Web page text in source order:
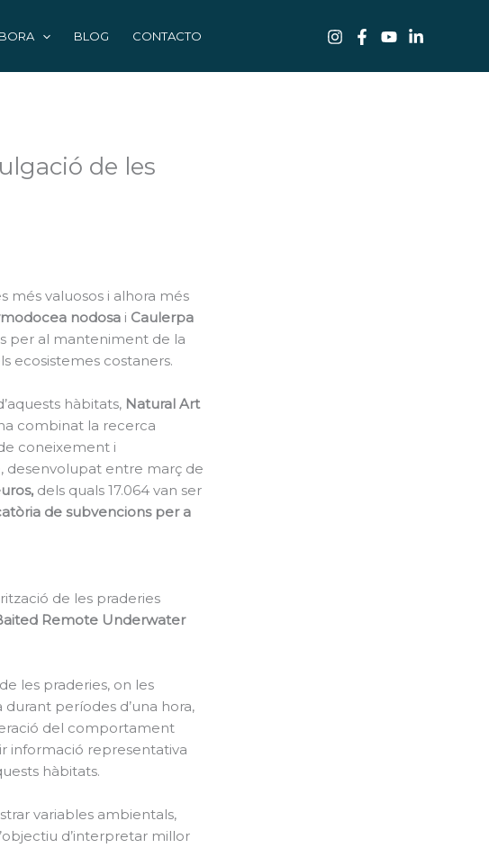
BLOG CONTACTO
de les
més valuosos i alhora més
nodosa i Caulerpa
per al manteniment de la
ecosistemes costaners.
hàbitats, Natural Art
combinat la recerca
coneixement i
desenvolupat entre març de
dels quals 17.064 van ser
de subvencions per a
de les praderies
Remote Underwater
les praderies, on les
períodes d’una hora,
del comportament
informació representativa
hàbitats.
variables ambientals,
d’interpretar millor